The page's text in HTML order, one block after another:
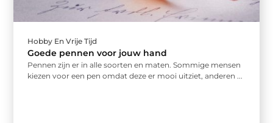
Hobby En Vrije Tijd
Goede pennen voor jouw hand
Pennen zijn er in alle soorten en maten. Sommige mensen
kiezen voor een pen omdat deze er mooi uitziet, anderen ...